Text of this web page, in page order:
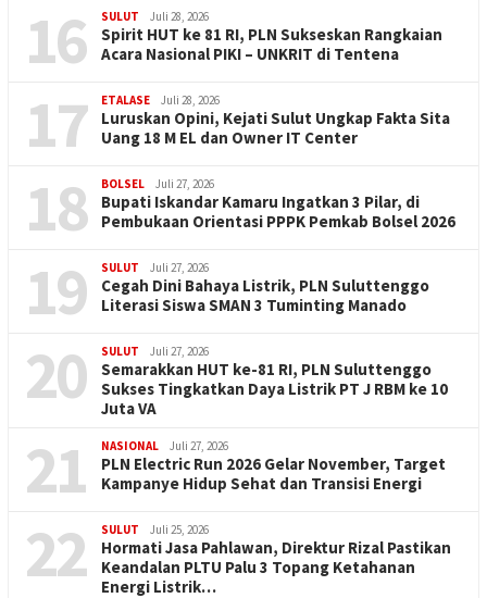
16 SULUT Juli 28, 2026
Spirit HUT ke 81 RI, PLN Sukseskan Rangkaian
Acara Nasional PIKI – UNKRIT di Tentena
17 ETALASE Juli 28, 2026
Luruskan Opini, Kejati Sulut Ungkap Fakta Sita
Uang 18 M EL dan Owner IT Center
18 BOLSEL Juli 27, 2026
Bupati Iskandar Kamaru Ingatkan 3 Pilar, di
Pembukaan Orientasi PPPK Pemkab Bolsel 2026
19 SULUT Juli 27, 2026
Cegah Dini Bahaya Listrik, PLN Suluttenggo
Literasi Siswa SMAN 3 Tuminting Manado
20 SULUT Juli 27, 2026
Semarakkan HUT ke-81 RI, PLN Suluttenggo
Sukses Tingkatkan Daya Listrik PT J RBM ke 10
Juta VA
21 NASIONAL Juli 27, 2026
PLN Electric Run 2026 Gelar November, Target
Kampanye Hidup Sehat dan Transisi Energi
22 SULUT Juli 25, 2026
Hormati Jasa Pahlawan, Direktur Rizal Pastikan
Keandalan PLTU Palu 3 Topang Ketahanan
Energi Listrik…